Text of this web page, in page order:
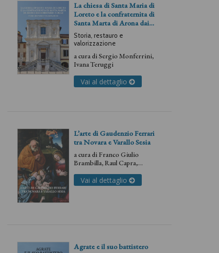
La chiesa di Santa Maria di
Loreto e la confraternita di
Santa Marta di Arona dai
Borromeo a oggi
Storia, restauro e
valorizzazione
a cura diSergio Monferrini,
Ivana Teruggi
Vai al dettaglio
L’arte di Gaudenzio Ferrari
tra Novara e Varallo Sesia
a cura diFranco Giulio
Brambilla,Raul Capra,
Maria Ferro,Guido Gentile
Pier Giorgio Longo,Carlo
Vai al dettaglio
Agrate e il suo battistero